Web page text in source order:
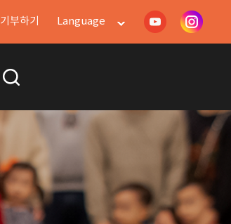
기부하기 Language